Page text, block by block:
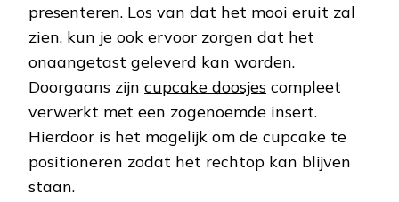
presenteren. Los van dat het mooi eruit zal
zien, kun je ook ervoor zorgen dat het
onaangetast geleverd kan worden.
Doorgaans zijn cupcake doosjes compleet
verwerkt met een zogenoemde insert.
Hierdoor is het mogelijk om de cupcake te
positioneren zodat het rechtop kan blijven
staan.